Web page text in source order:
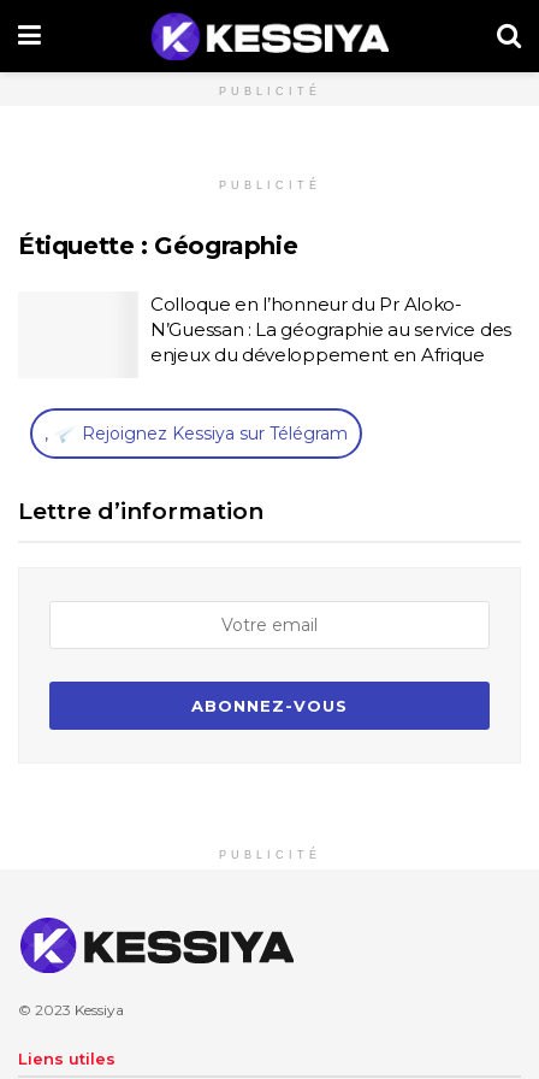
PUBLICITÉ
PUBLICITÉ
Étiquette : Géographie
Colloque en l’honneur du Pr Aloko-
N’Guessan : La géographie au service des
enjeux du développement en Afrique
, Rejoignez Kessiya sur Télégram
Lettre d’information
PUBLICITÉ
© 2023 Kessiya
Liens utiles